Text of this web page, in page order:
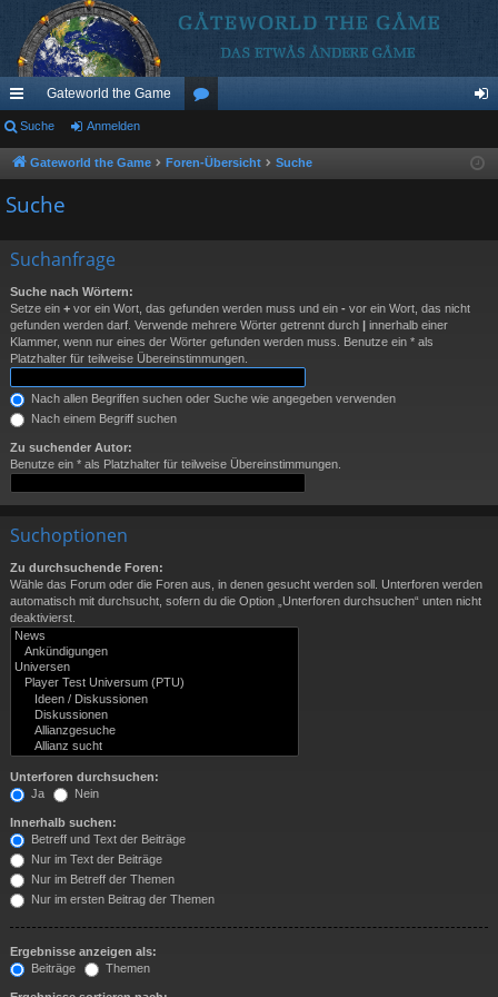
ch
ne
llz
riff
Gateworld the Game
en m
Suche Anmelden
Gateworld the Game Foren-Übersicht Suche
Suche
Suchanfrage
Suche nach Wörtern:
Setze ein + vor ein Wort, das gefunden werden muss und ein - vor ein Wort, das nicht
gefunden werden darf. Verwende mehrere Wörter getrennt durch | innerhalb einer
Klammer, wenn nur eines der Wörter gefunden werden muss. Benutze ein * als
Platzhalter für teilweise Übereinstimmungen.
Nach allen Begriffen suchen oder Suche wie angegeben verwenden
Nach einem Begriff suchen
Zu suchender Autor:
Benutze ein * als Platzhalter für teilweise Übereinstimmungen.
Suchoptionen
Zu durchsuchende Foren:
Wähle das Forum oder die Foren aus, in denen gesucht werden soll. Unterforen werden
automatisch mit durchsucht, sofern du die Option „Unterforen durchsuchen“ unten nicht
deaktivierst.
Unterforen durchsuchen:
Ja
Nein
Innerhalb suchen:
Betreff und Text der Beiträge
Nur im Text der Beiträge
Nur im Betreff der Themen
Nur im ersten Beitrag der Themen
Ergebnisse anzeigen als:
Beiträge
Themen